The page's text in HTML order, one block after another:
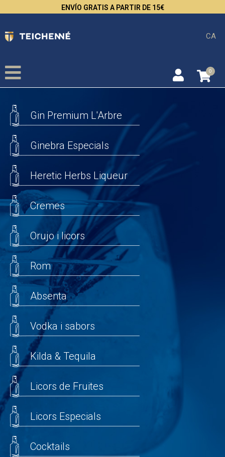
ENVÍO GRATIS A PARTIR DE 15€
CA
0
Gin Premium L'Arbre
Ginebra Especials
Heretic Herbs Liqueur
Cremes
Orujo i licors
Rom
Absenta
Vodka i sabors
Kilda & Tequila
Licors de Fruites
Licors Especials
Cocktails